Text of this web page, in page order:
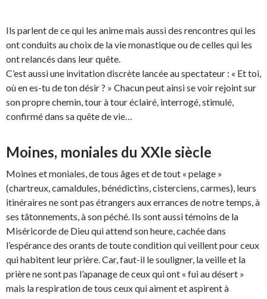
Ils parlent de ce qui les anime mais aussi des rencontres qui les
ont conduits au choix de la vie monastique ou de celles qui les
ont relancés dans leur quête.
C’est aussi une invitation discrète lancée au spectateur : « Et toi,
où en es-tu de ton désir ? » Chacun peut ainsi se voir rejoint sur
son propre chemin, tour à tour éclairé, interrogé, stimulé,
confirmé dans sa quête de vie…
Moines, moniales du XXIe siècle
Moines et moniales, de tous âges et de tout « pelage »
(chartreux, camaldules, bénédictins, cisterciens, carmes), leurs
itinéraires ne sont pas étrangers aux errances de notre temps, à
ses tâtonnements, à son péché. Ils sont aussi témoins de la
Miséricorde de Dieu qui attend son heure, cachée dans
l’espérance des orants de toute condition qui veillent pour ceux
qui habitent leur prière. Car, faut-il le souligner, la veille et la
prière ne sont pas l’apanage de ceux qui ont « fui au désert »
mais la respiration de tous ceux qui aiment et aspirent à